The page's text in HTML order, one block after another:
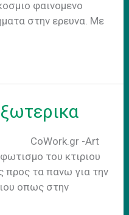
φαινομενο
στην ερευνα. Με
-Art
του κτιριου
προς τα πανω για την
οπως στην